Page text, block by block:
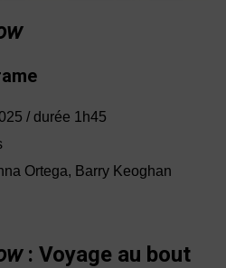
/ durée 1h45
Ortega, Barry Keoghan
: Voyage au bout